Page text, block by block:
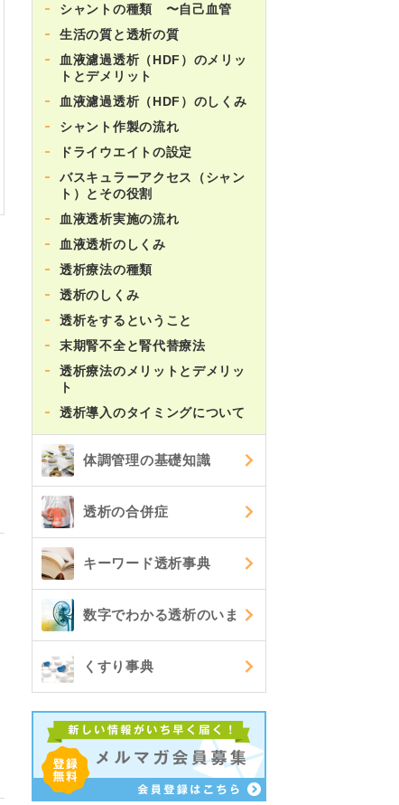
シャントの種類 〜自己血管
生活の質と透析の質
血液濾過透析（HDF）のメリッ
トとデメリット
血液濾過透析（HDF）のしくみ
シャント作製の流れ
ドライウエイトの設定
バスキュラーアクセス（シャン
ト）とその役割
血液透析実施の流れ
血液透析のしくみ
透析療法の種類
透析のしくみ
透析をするということ
末期腎不全と腎代替療法
透析療法のメリットとデメリッ
ト
透析導入のタイミングについて
体調管理の基礎知識
透析の合併症
キーワード透析事典
数字でわかる透析のいま
くすり事典